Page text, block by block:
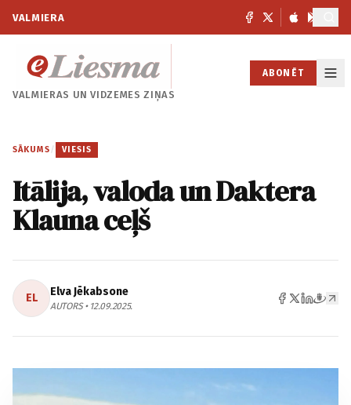
VALMIERA
VALMIERAS UNVIDZEMES ZIŅAS
ABONĒT
SĀKUMS / VIESIS
Itālija, valoda un Daktera
Klauna ceļš
EL Elva Jēkabsone
AUTORS • 12.09.2025.